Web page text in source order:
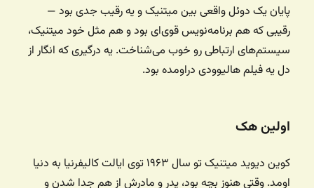
پایان یک دوئل واقعی بین میتنیک و یه رقیب جدی بود —
رقیبی که هم برنامه‌نویس قوی‌ای بود و هم مثل خود میتنیک،
سیستم‌های ارتباطی رو خوب می‌شناخت. یه درگیری که انگار از
دل یه فیلم هالیوودی دراومده بود.
اولین هک
کوین دیوید میتنیک تو سال ۱۹۶۳ توی ایالت کالیفرنیا به دنیا
اومد. وقتی هنوز بچه بود، پدر و مادرش از هم جدا شدن و